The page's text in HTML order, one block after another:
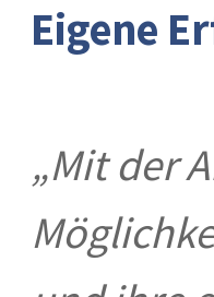
Eigene
„Mit der